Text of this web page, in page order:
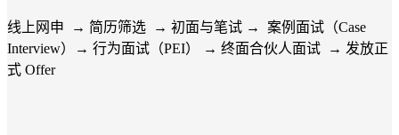
线上网申 → 简历筛选 → 初面与笔试 → 案例面试（Case
Interview）→ 行为面试（PEI） → 终面合伙人面试 → 发放正
式 Offer